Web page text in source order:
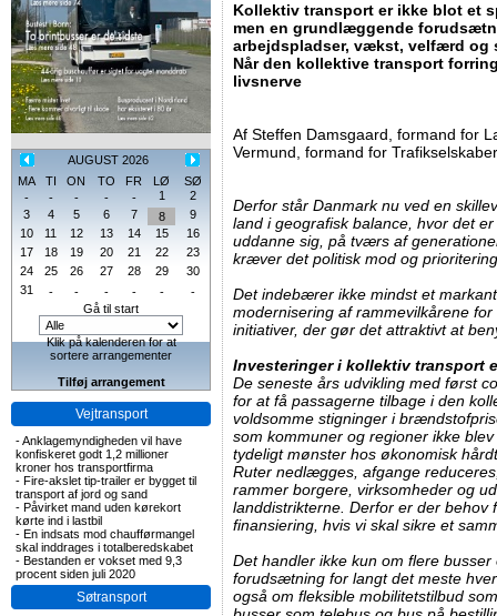
AUGUST 2026
MA
TI ON TO FR LØ
SØ
-
- - - - 1
2
3
4 5 6 7 8
9
10
11 12 13 14 15
16
17
18 19 20 21 22
23
24
25 26 27 28 29
30
31
- - - - -
-
Gå til start
Klik på kalenderen for at
sortere arrangementer
Tilføj arrangement
Vejtransport
-Anklagemyndigheden vil have
konfiskeret godt 1,2 millioner
kroner hos transportfirma
- Fire-akslet tip-trailer er bygget til
transport af jord og sand
- Påvirket mand uden kørekort
kørte ind i lastbil
- En indsats mod chaufførmangel
skal inddrages i totalberedskabet
- Bestanden er vokset med 9,3
procent siden juli 2020
Søtransport
Kollektiv transport er ikke blot et
men en grundlæggende
arbejdspladser, vækst, velfærd og
Når den kollektive transport
livsnerve
Af Steffen Damsgaard, formand for
Vermund, formand for
Derfor står Danmark nu ved en
land i geografisk balance, hvor det
uddanne sig, på tværs af
kræver det politisk mod og
Det indebærer ikke mindst et
modernisering af rammevilkårene
initiativer, der gør det attraktivt at
Investeringer i kollektiv transport
De seneste års udvikling med først
for at få passagerne tilbage­ i den
voldsomme stigninger i
som kommuner og regioner ikke
tydeligt mønster hos økonomisk
Ruter nedlægges, afgange
rammer borgere, virksomheder og
landdistrikterne. Derfor er der
finansiering, hvis vi skal sikre et
Det handler ikke kun om flere
forudsætning for langt det meste
også om fleksible mobilitetstilbud